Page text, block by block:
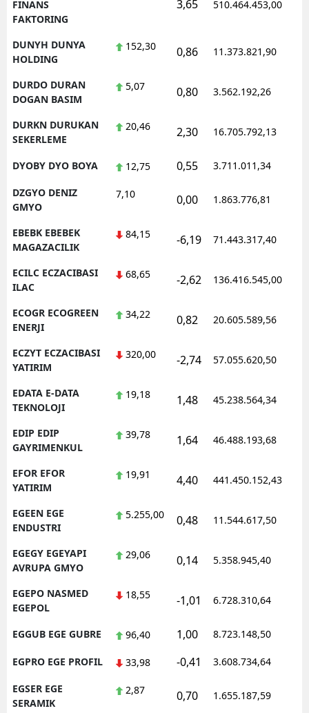
FINANS
FAKTORING
3,65 510.464.453,00
DUNYH DUNYA
HOLDING
152,30 0,86 11.373.821,90
DURDO DURAN
DOGAN BASIM
5,07 0,80 3.562.192,26
DURKN DURUKAN
SEKERLEME
20,46 2,30 16.705.792,13
DYOBY DYO BOYA 12,75 0,55 3.711.011,34
DZGYO DENIZ
GMYO
7,10 0,00 1.863.776,81
EBEBK EBEBEK
MAGAZACILIK
84,15 -6,19 71.443.317,40
ECILC ECZACIBASI
ILAC
68,65 -2,62 136.416.545,00
ECOGR ECOGREEN
ENERJI
34,22 0,82 20.605.589,56
ECZYT ECZACIBASI
YATIRIM
320,00 -2,74 57.055.620,50
EDATA E-DATA
TEKNOLOJI
19,18 1,48 45.238.564,34
EDIP EDIP
GAYRIMENKUL
39,78 1,64 46.488.193,68
EFOR EFOR
YATIRIM
19,91 4,40 441.450.152,43
EGEEN EGE
ENDUSTRI
5.255,00 0,48 11.544.617,50
EGEGY EGEYAPI
AVRUPA GMYO
29,06 0,14 5.358.945,40
EGEPO NASMED
EGEPOL
18,55 -1,01 6.728.310,64
EGGUB EGE GUBRE 96,40 1,00 8.723.148,50
EGPRO EGE PROFIL 33,98 -0,41 3.608.734,64
EGSER EGE
SERAMIK
2,87 0,70 1.655.187,59